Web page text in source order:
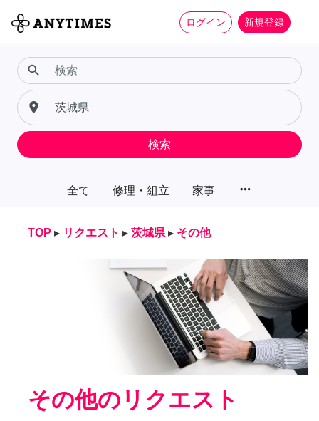
ログイン 新規登録
全て 修理・組立 家事 more_horiz
search
place
検索
TOP ▸ リクエスト ▸ 茨城県 ▸ その他
その他のリクエスト